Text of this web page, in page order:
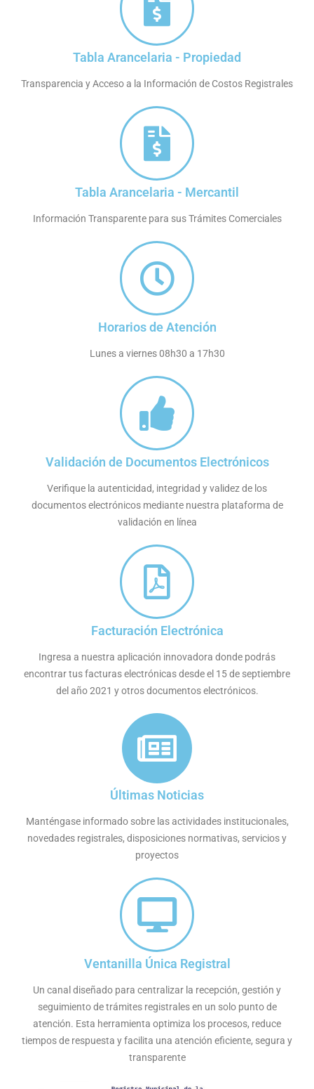
Tabla Arancelaria - Propiedad
Transparencia y Acceso a la Información de Costos Registrales
Tabla Arancelaria - Mercantil
Información Transparente para sus Trámites Comerciales
Horarios de Atención
Lunes a viernes 08h30 a 17h30
Validación de Documentos Electrónicos
Verifique la autenticidad, integridad y validez de los
documentos electrónicos mediante nuestra plataforma de
validación en línea
Facturación Electrónica
Ingresa a nuestra aplicación innovadora donde podrás
encontrar tus facturas electrónicas desde el 15 de septiembre
del año 2021 y otros documentos electrónicos.
Últimas Noticias
Manténgase informado sobre las actividades institucionales,
novedades registrales, disposiciones normativas, servicios y
proyectos
Ventanilla Única Registral
Un canal diseñado para centralizar la recepción, gestión y
seguimiento de trámites registrales en un solo punto de
atención. Esta herramienta optimiza los procesos, reduce
tiempos de respuesta y facilita una atención eficiente, segura y
transparente